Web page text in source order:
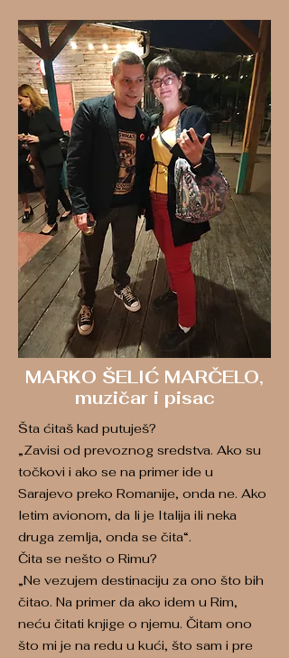
MARKO ŠELIĆ MARČELO,
muzičar i pisac
Šta ćitaš kad putuješ?
„Zavisi od prevoznog sredstva. Ako su
točkovi i ako se na primer ide u
Sarajevo preko Romanije, onda ne. Ako
letim avionom, da li je Italija ili neka
druga zemlja, onda se čita“.
Čita se nešto o Rimu?
„Ne vezujem destinaciju za ono što bih
čitao. Na primer da ako idem u Rim,
neću čitati knjige o njemu. Čitam ono
što mi je na redu u kući, što sam i pre